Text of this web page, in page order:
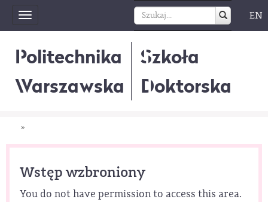
Toggle
navigation
EN
Politechnika
Warszawska
Szkoła
Doktorska
»
Wstęp wzbroniony
You do not have permission to access this area.